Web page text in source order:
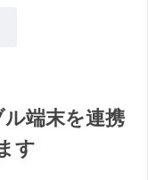
端末を連携
す